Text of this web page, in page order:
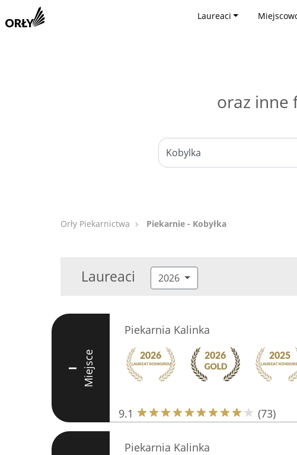
Laureaci
oraz inne
Orły Piekarnictwa Piekarnie - Kobyłka
Laureaci 2026
I Miejsce
Piekarnia Kalinka
9.1 (73)
Piekarnia Kalinka